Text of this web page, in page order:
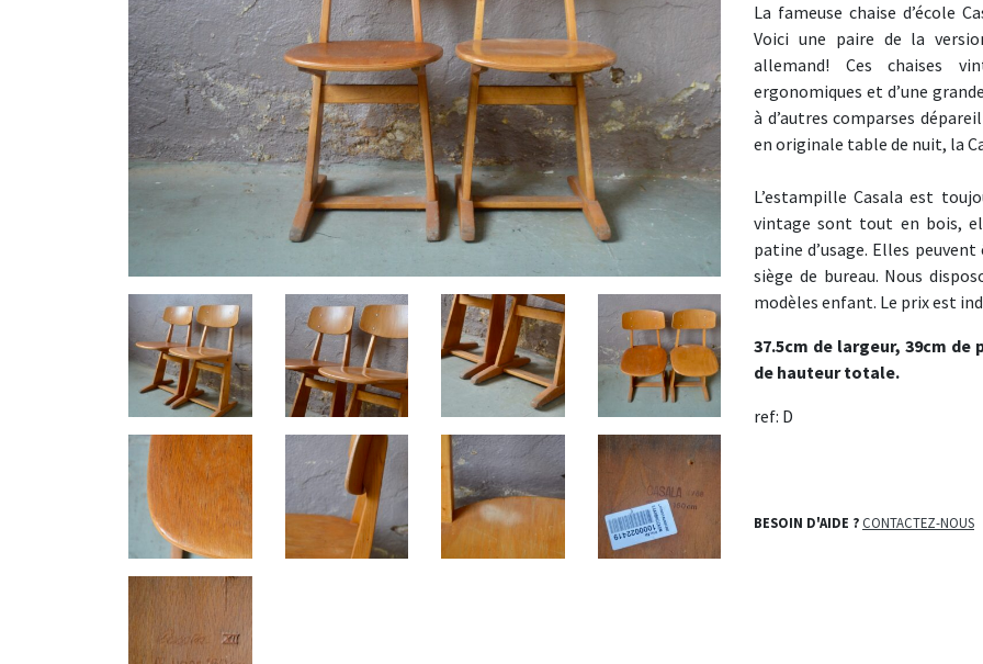
La fameuse chaise d’école
Voici une paire de la
allemand! Ces chaises
ergonomiques et d’une
à d’autres comparses
en originale table de nuit, la
L’estampille Casala est
vintage sont tout en bois,
patine d’usage. Elles
siège de bureau. Nous
modèles enfant. Le prix est
37.5cm de largeur, 39cm de
de hauteur totale.
ref: D
BESOIN D'AIDE ?CONTACTEZ-NOUS